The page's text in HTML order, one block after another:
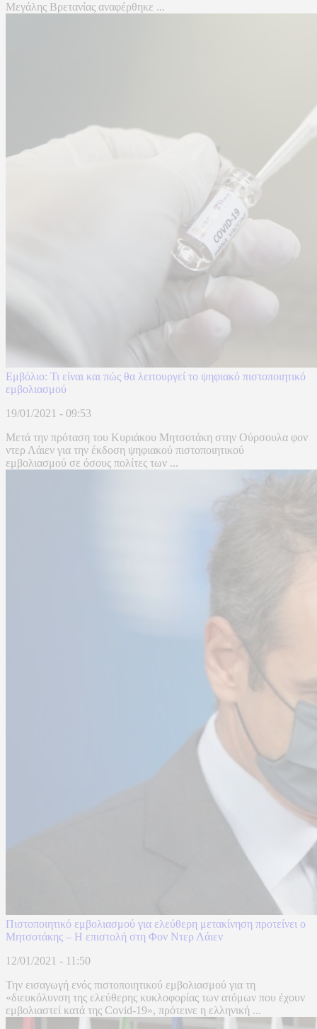
Μεγάλης Βρετανίας αναφέρθηκε ...
Εμβόλιο: Τι είναι και πώς θα λειτουργεί το ψηφιακό πιστοποιητικό
εμβολιασμού
19/01/2021 - 09:53
Μετά την πρόταση του Κυριάκου Μητσοτάκη στην Ούρσουλα φον
ντερ Λάιεν για την έκδοση ψηφιακού πιστοποιητικού
εμβολιασμού σε όσους πολίτες των ...
Πιστοποιητικό εμβολιασμού για ελεύθερη μετακίνηση προτείνει o
Μητσοτάκης – Η επιστολή στη Φον Ντερ Λάιεν
12/01/2021 - 11:50
Την εισαγωγή ενός πιστοποιητικού εμβολιασμού για τη
«διευκόλυνση της ελεύθερης κυκλοφορίας των ατόμων που έχουν
εμβολιαστεί κατά της Covid-19», πρότεινε η ελληνική ...